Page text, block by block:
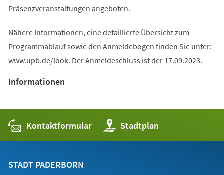
Präsenzveranstaltungen angeboten.
Nähere Informationen, eine detaillierte Übersicht zum
Programmablauf sowie den Anmeldebogen finden Sie unter:
www.upb.de/look. Der Anmeldeschluss ist der 17.09.2023.
Informationen
Kontaktformular Stadtplan
(Öffnet
in
einem
STADT PADERBORN